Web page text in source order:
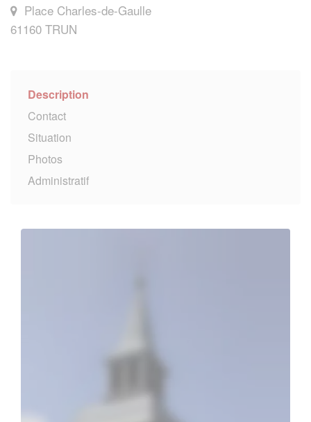
Place Charles-de-Gaulle
61160 TRUN
Description
Contact
Situation
Photos
Administratif